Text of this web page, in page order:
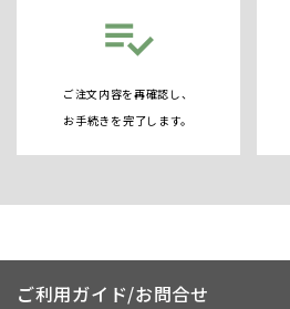
playlist_add_check
ご注文内容を再確認し、
お手続きを完了します。
ご利用ガイド/お問合せ